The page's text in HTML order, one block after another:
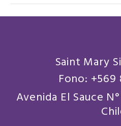
Saint Mary
Fono: +569
Avenida El Sauce